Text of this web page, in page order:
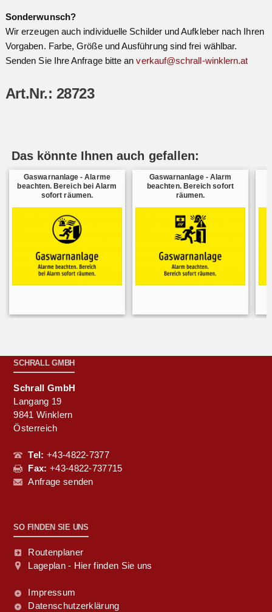
Sonderwunsch?
Wir erzeugen auch individuelle Schilder und Aufkleber nach Ihren
Vorgaben. Farbe, Größe und Ausführung sind frei wählbar.
Senden Sie Ihre Anfrage bitte anverkauf@schrall-winklern.at
Art.Nr.: 28723
Das könnte Ihnen auch gefallen:
Gaswarnanlage - Alarme
beachten. Bereich bei Alarm
sofort räumen.
Gaswarnanlage - Alarm
beachten. Bereich sofort
räumen.
SCHRALL GMBH
Schrall GmbH
Langang 19
9841 Winklern
Österreich
Tel: +43-4822-7377
Fax: +43-4822-737715
Anfrage senden
SO FINDEN SIE UNS
Routenplaner
Lageplan - Hier finden Sie uns
Impressum
Datenschutzerklärung